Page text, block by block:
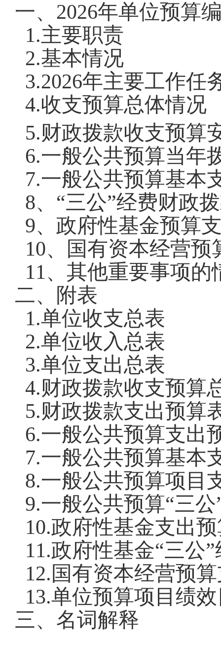
一、 2026年单位预算
1.主要职责
2.基本情况
3.2026年主要工作任
4.收支预算总体情况
5.财政拨款收支预算
6.一般公共预算当年
7.一般公共预算基本
8、 “三公”经费财政
9、政府性基金预算
10、国有资本经营预
11、其他重要事项的
二、
附表
1.单位收支总表
2.单位收入总表
3.单位支出总表
4.财政拨款收支预算
5.财政拨款支出预算
6.一般公共预算支出
7.一般公共预算基本
8.一般公共预算项目
9.一般公共预算“三公
10.政府性基金支出
11.政府性基金“三公”
12.国有资本经营预
13.单位预算项目绩
三、名词解释